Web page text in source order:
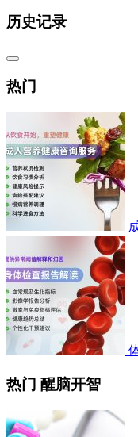
历史记录
热门
热门 醒脑开智